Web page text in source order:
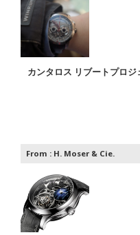
カンタロス リブートプロ
From : H. Moser & Cie.